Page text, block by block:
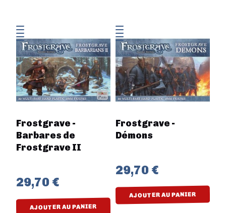
Frostgrave -
Barbares de
Frostgrave II
29,70 €
AJOUTER AU PANIER
Frostgrave -
Démons
29,70 €
AJOUTER AU PANIER